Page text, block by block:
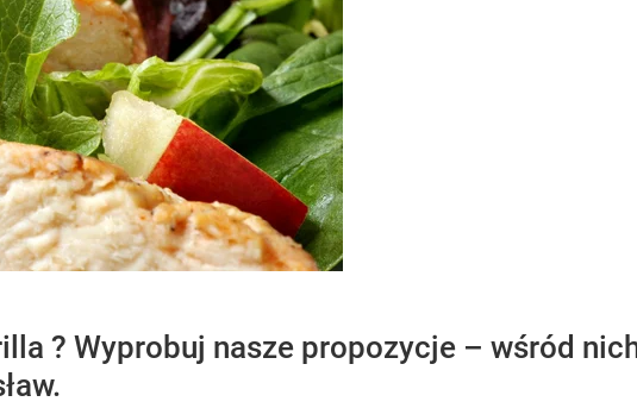
? Wyprobuj nasze propozycje – wśród